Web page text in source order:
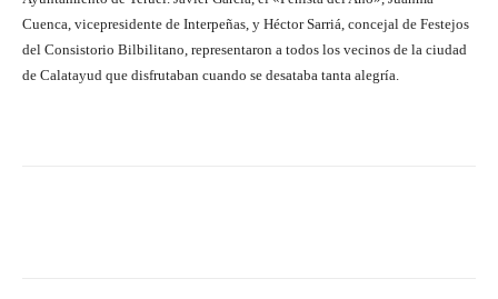
Cuenca, vicepresidente de Interpeñas, y Héctor Sarriá, concejal de Festejos
del Consistorio Bilbilitano, representaron a todos los vecinos de la ciudad
de Calatayud que disfrutaban cuando se desataba tanta alegría.